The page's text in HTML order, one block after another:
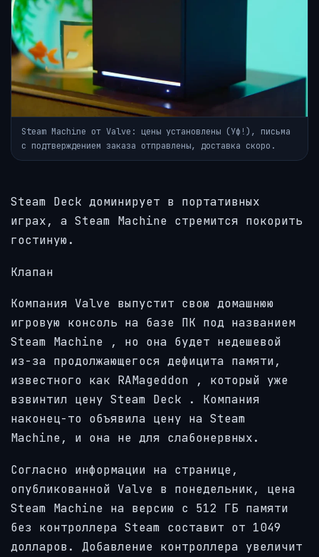
Steam Machine от Valve: цены установлены (Уф!), письма
с подтверждением заказа отправлены, доставка скоро.
Steam Deck доминирует в портативных
играх, а Steam Machine стремится покорить
гостиную.
Клапан
Компания Valve выпустит свою домашнюю
игровую консоль на базе ПК под названием
Steam Machine , но она будет недешевой
из-за продолжающегося дефицита памяти,
известного как RAMageddon , который уже
взвинтил цену Steam Deck . Компания
наконец-то объявила цену на Steam
Machine, и она не для слабонервных.
Согласно информации на странице,
опубликованной Valve в понедельник, цена
Steam Machine на версию с 512 ГБ памяти
без контроллера Steam составит от 1049
долларов. Добавление контроллера увеличит